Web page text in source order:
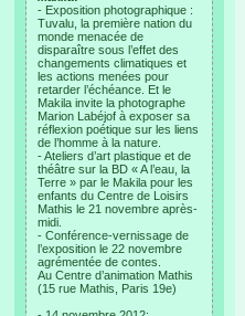
- Exposition photographique :
Tuvalu, la première nation du
monde menacée de
disparaître sous l’effet des
changements climatiques et
les actions menées pour
retarder l’échéance. Et le
Makila invite la photographe
Marion Labéjof à exposer sa
réflexion poétique sur les liens
de l’homme à la nature.
- Ateliers d’art plastique et de
théâtre sur la BD « A l’eau, la
Terre » par le Makila pour les
enfants du Centre de Loisirs
Mathis le 21 novembre après-
midi.
- Conférence-vernissage de
l’exposition le 22 novembre
agrémentée de contes.
Au Centre d’animation Mathis
(15 rue Mathis, Paris 19e)